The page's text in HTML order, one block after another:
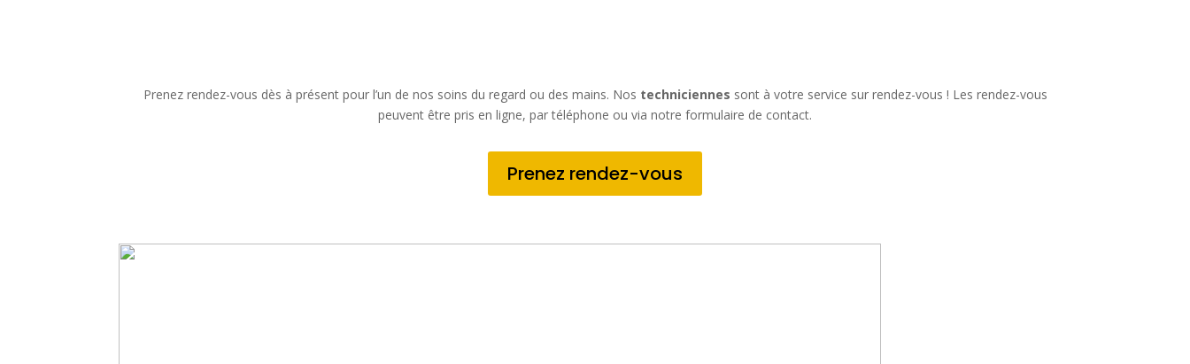
Prenez rendez-vous dès à présent pour l’un de nos soins du regard ou des mains. Nos techniciennes sont à votre service sur rendez-vous ! Les rendez-vous
peuvent être pris en ligne, par téléphone ou via notre formulaire de contact.
Prenez rendez-vous